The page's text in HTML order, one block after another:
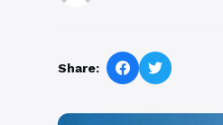
Share: